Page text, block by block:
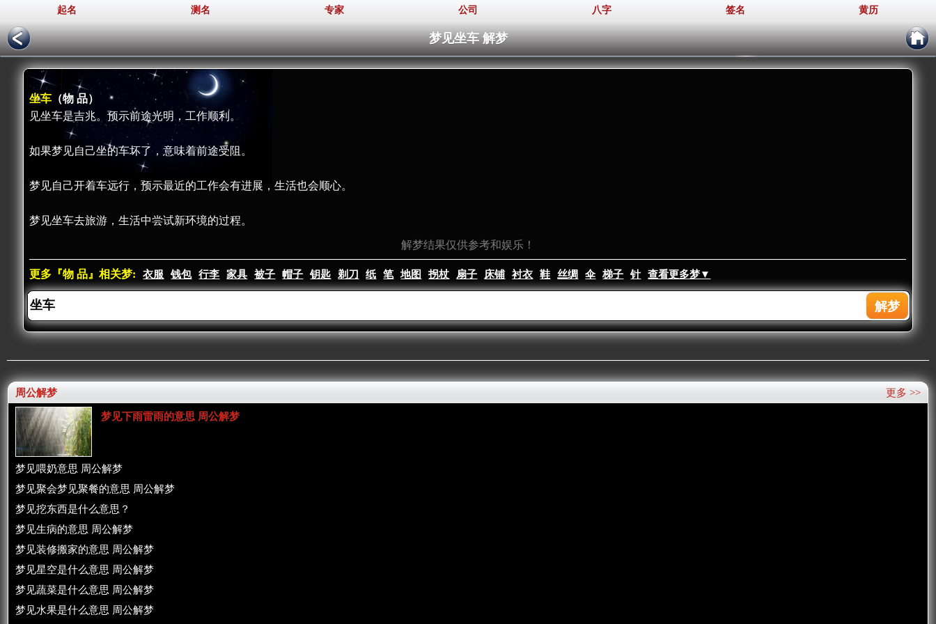
起名 测名 专家 公司 八字 签名 黄历
梦见坐车 解梦
坐车 （物 品）
见坐车是吉兆。预示前途光明，工作顺利。
如果梦见自己坐的车坏了，意味着前途受阻。
梦见自己开着车远行，预示最近的工作会有进展，生活也会顺心。
梦见坐车去旅游，生活中尝试新环境的过程。
解梦结果仅供参考和娱乐！
更多『物 品』相关梦: 衣服 钱包 行李 家具 被子 帽子 钥匙 剃刀 纸 笔 地图 拐杖 扇子 床铺 衬衣 鞋 丝绸 伞 梯子 针 查看更多梦▼
更多 >>
周公解梦
梦见下雨雷雨的意思 周公解梦
梦见喂奶意思 周公解梦
梦见聚会梦见聚餐的意思 周公解梦
梦见挖东西是什么意思？
梦见生病的意思 周公解梦
梦见装修搬家的意思 周公解梦
梦见星空是什么意思 周公解梦
梦见蔬菜是什么意思 周公解梦
梦见水果是什么意思 周公解梦